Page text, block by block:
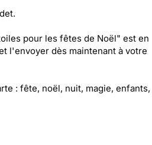
pour les fêtes de Noël" est en
l'envoyer dès maintenant à votre
: fête, noël, nuit, magie, enfants,